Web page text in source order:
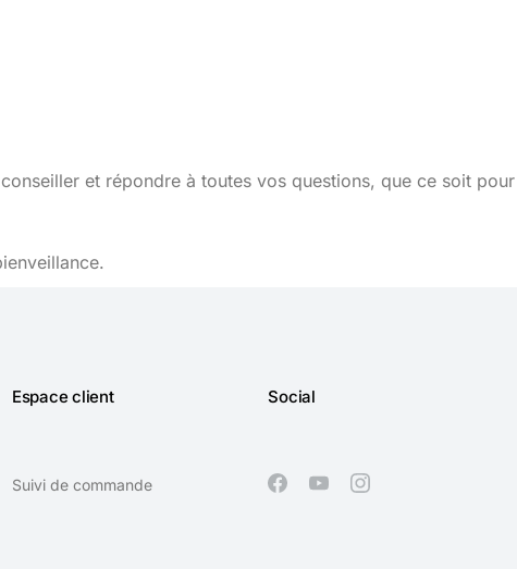
et répondre à toutes vos questions, que ce soit
Espace client
Suivi de commande
Social